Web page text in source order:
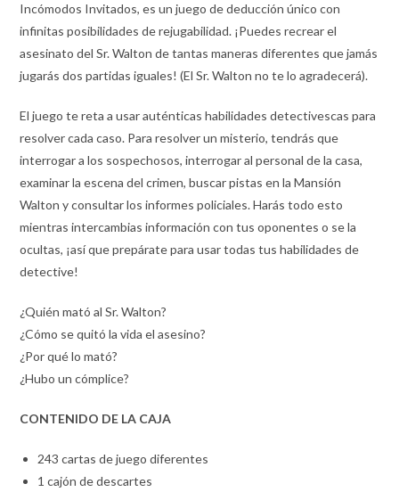
Incómodos Invitados, es un juego de deducción único con
infinitas posibilidades de rejugabilidad. ¡Puedes recrear el
asesinato del Sr. Walton de tantas maneras diferentes que jamás
jugarás dos partidas iguales! (El Sr. Walton no te lo agradecerá).
El juego te reta a usar auténticas habilidades detectivescas para
resolver cada caso. Para resolver un misterio, tendrás que
interrogar a los sospechosos, interrogar al personal de la casa,
examinar la escena del crimen, buscar pistas en la Mansión
Walton y consultar los informes policiales. Harás todo esto
mientras intercambias información con tus oponentes o se la
ocultas, ¡así que prepárate para usar todas tus habilidades de
detective!
¿Quién mató al Sr. Walton?
¿Cómo se quitó la vida el asesino?
¿Por qué lo mató?
¿Hubo un cómplice?
CONTENIDO DE LA CAJA
243 cartas de juego diferentes
1 cajón de descartes